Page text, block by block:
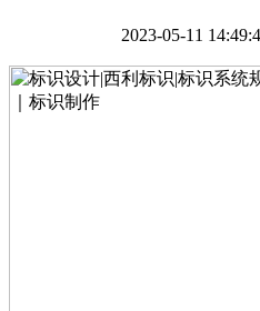
2023-05-11